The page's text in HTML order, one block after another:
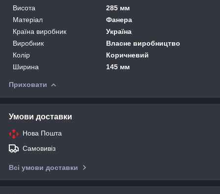
Висота
285 мм
Матеріал
Фанера
Країна виробник
Україна
Виробник
Власне виробництво
Колір
Коричневий
Ширина
145 мм
Приховати
Умови доставки
Нова Пошта
Самовивіз
Всі умови доставки